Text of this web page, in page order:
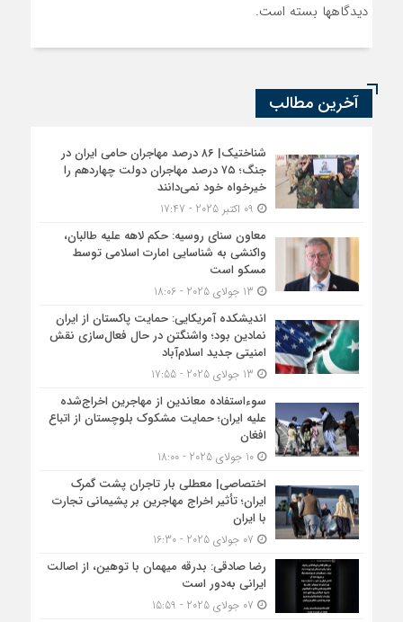
دیدگاهها بسته است.
آخرین مطالب
شناختیک| ۸۶ درصد مهاجران حامی ایران در
جنگ؛ ۷۵ درصد مهاجران دولت چهاردهم را
خیرخواه خود نمی‌دانند
معاون سنای روسیه: حکم لاهه علیه طالبان،
واکنشی به شناسایی امارت اسلامی توسط
مسکو است
اندیشکده آمریکایی: حمایت پاکستان از ایران
نمادین بود؛ واشنگتن در حال فعال‌سازی نقش
امنیتی جدید اسلام‌آباد
سوءاستفاده معاندین از مهاجرین اخراج‌شده
علیه ایران؛ حمایت مشکوک بلوچستان از اتباع
افغان
10 جولای 2025 - 18:00
اختصاصی| معطلی بار تاجران پشت گمرک
ایران؛ تأثیر اخراج مهاجرین بر پشیمانی تجارت
با ایران
رضا صادقی: بدرقه میهمان با توهین، از اصالت
ایرانی به‌دور است